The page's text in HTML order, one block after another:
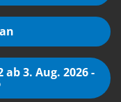
3. Aug. 2026 -